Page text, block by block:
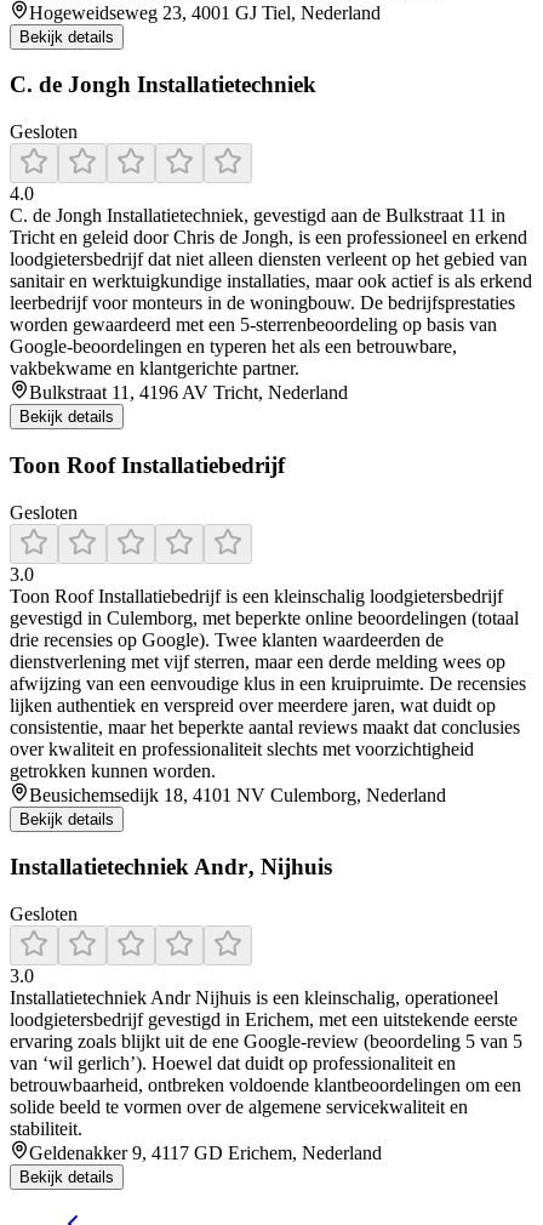
Hogeweidseweg 23, 4001 GJ Tiel, Nederland
Bekijk details
C. de Jongh Installatietechniek
Gesloten
4.0
C. de Jongh Installatietechniek, gevestigd aan de Bulkstraat 11 in
Tricht en geleid door Chris de Jongh, is een professioneel en erkend
loodgietersbedrijf dat niet alleen diensten verleent op het gebied van
sanitair en werktuigkundige installaties, maar ook actief is als erkend
leerbedrijf voor monteurs in de woningbouw. De bedrijfsprestaties
worden gewaardeerd met een 5-sterrenbeoordeling op basis van
Google-beoordelingen en typeren het als een betrouwbare,
vakbekwame en klantgerichte partner.
Bulkstraat 11, 4196 AV Tricht, Nederland
Bekijk details
Toon Roof Installatiebedrijf
Gesloten
3.0
Toon Roof Installatiebedrijf is een kleinschalig loodgietersbedrijf
gevestigd in Culemborg, met beperkte online beoordelingen (totaal
drie recensies op Google). Twee klanten waardeerden de
dienstverlening met vijf sterren, maar een derde melding wees op
afwijzing van een eenvoudige klus in een kruipruimte. De recensies
lijken authentiek en verspreid over meerdere jaren, wat duidt op
consistentie, maar het beperkte aantal reviews maakt dat conclusies
over kwaliteit en professionaliteit slechts met voorzichtigheid
getrokken kunnen worden.
Beusichemsedijk 18, 4101 NV Culemborg, Nederland
Bekijk details
Installatietechniek Andr‚ Nijhuis
Gesloten
3.0
Installatietechniek Andr Nijhuis is een kleinschalig, operationeel
loodgietersbedrijf gevestigd in Erichem, met een uitstekende eerste
ervaring zoals blijkt uit de ene Google-review (beoordeling 5 van 5
van ‘wil gerlich’). Hoewel dat duidt op professionaliteit en
betrouwbaarheid, ontbreken voldoende klantbeoordelingen om een
solide beeld te vormen over de algemene servicekwaliteit en
stabiliteit.
Geldenakker 9, 4117 GD Erichem, Nederland
Bekijk details